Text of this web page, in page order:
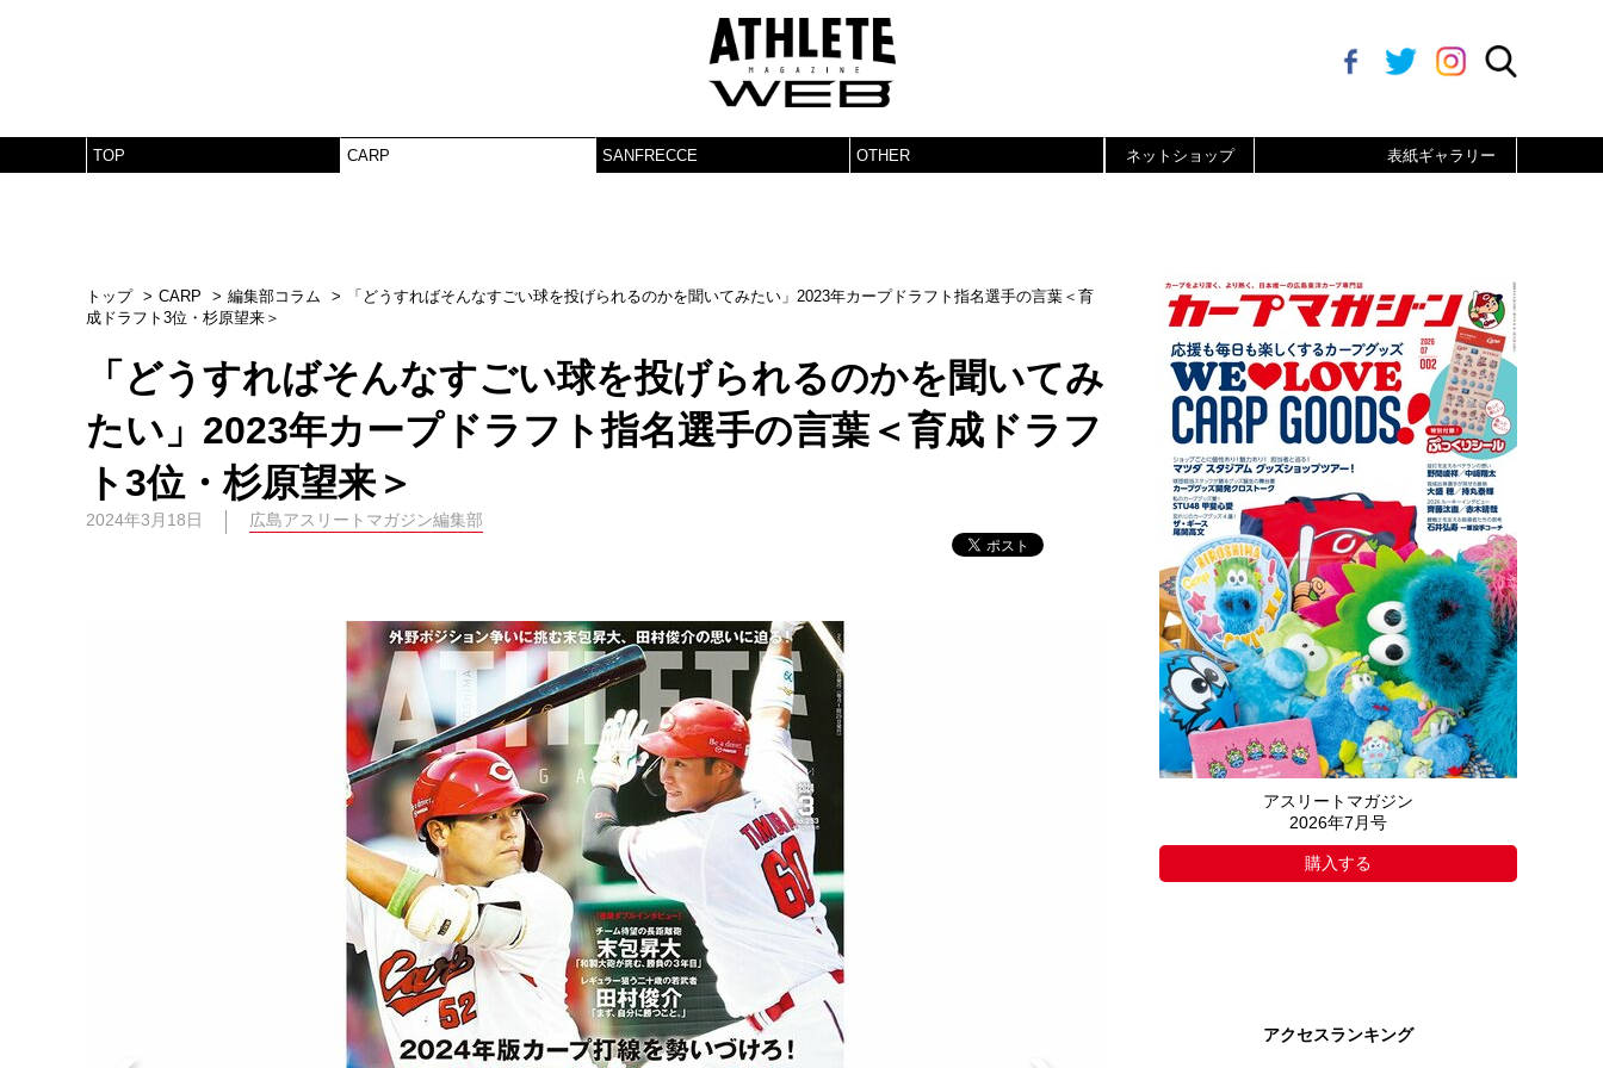
TOP CARP SANFRECCE OTHER ネットショップ 表紙ギャラリー
トップ CARP 編集部コラム
「どうすればそんなすごい球を投げられるのかを聞いてみたい」2023年カープドラフト指名選手の言葉＜育
成ドラフト3位・杉原望来＞
「どうすればそんなすごい球を投げられるのかを聞いてみ
たい」2023年カープドラフト指名選手の言葉＜育成ドラフ
ト3位・杉原望来＞
2024年3月18日 広島アスリートマガジン編集部
アスリートマガジン
2026年7月号
購入する
アクセスランキング